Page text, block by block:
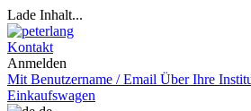
Lade Inhalt...
Kontakt
Anmelden
Mit Benutzername / Email Über Ihre
Einkaufswagen